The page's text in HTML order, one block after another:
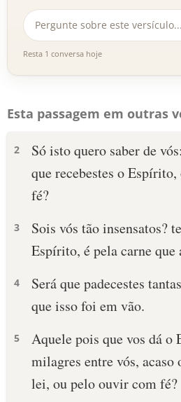
Resta 1 conversa hoje
Esta passagem em outras
2
Só isto quero saber de
que recebestes o
fé?
3
Sois vós tão insensatos?
Espírito, é pela carne que
4
Será que padecestes
que isso foi em vão.
5
Aquele pois que vos dá o
milagres entre vós, acaso
lei, ou pelo ouvir com fé?